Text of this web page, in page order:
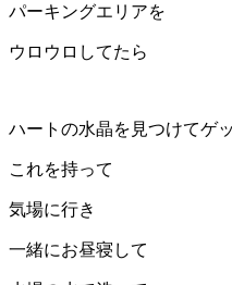
パーキングエリアを
ウロウロしてたら
ハートの水晶を見つけてゲ
これを持って
気場に行き
一緒にお昼寝して